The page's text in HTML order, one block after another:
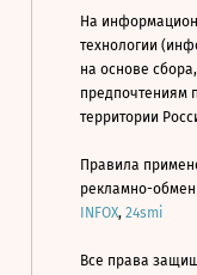
На
технологии
на основе
предпочтениям
территории
Правила
рекламно-
INFOX, 24smi
Все права